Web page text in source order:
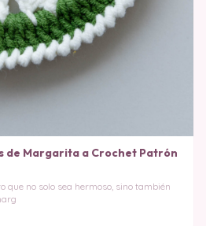
de Margarita a Crochet Patrón
que no solo sea hermoso, sino también